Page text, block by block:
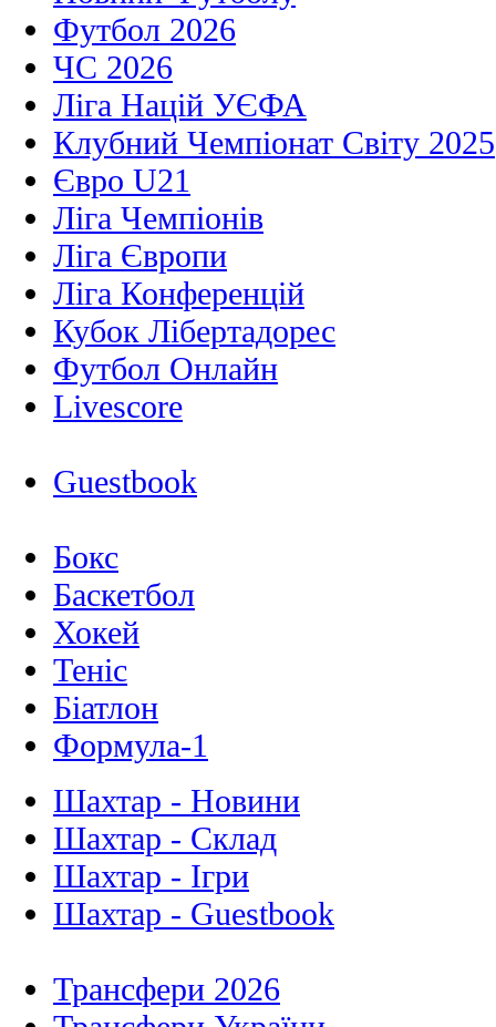
Футбол 2026
ЧС 2026
Ліга Націй УЄФА
Клубний Чемпіонат Світу 2025
Євро U21
Ліга Чемпіонів
Ліга Європи
Ліга Конференцій
Кубок Лібертадорес
Футбол Онлайн
Livescore
Guestbook
Бокс
Баскетбол
Хокей
Теніс
Біатлон
Формула-1
Шахтар - Новини
Шахтар - Склад
Шахтар - Ігри
Шахтар - Guestbook
Трансфери 2026